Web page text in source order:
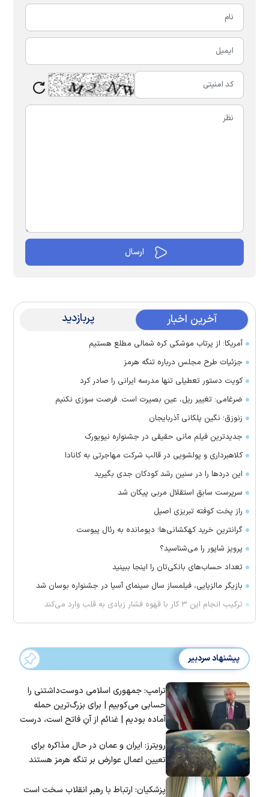
آخرین اخبار پربازدید
آمریکا: از پرتاب موشکی کره شمالی مطلع هستیم
جزئیات طرح مجلس درباره تنگه هرمز
کویت دستور تعطیلی تنها مدرسه ایرانی را صادر کرد
ضرغامی: تغییر ریل، عین بصیرت است. فرصت سوزی نکنیم
زنوزق؛ نگین پلکانی آذربایجان
جدیدترین فیلم مانی حقیقی در جشنواره نیویورک
کلاهبرداری و پولشویی در قالب شرکت مهاجرتی به کانادا
این درد‌ها را در سنین رشد کودکان جدی بگیرید
سرپرست سابق استقلال مربی پیکان شد
راز پخت کوفته تبریزی اصیل
گرانترین خرید کهکشانی‌ها؛ دیومانده به رئال پیوست
پرویز شاپور را می‌شناسید؟
تعداد حساب‌های بانکی‌تان را اینجا ببینید
بازیگر مالزیایی، فیلمساز سال سینمای آسیا در جشنواره بوسان شد
ترکیب انجام این ۳ کار با قهوه فشار زیادی به قلب وارد می‌کند
پیشنهاد سردبیر
ترامپ: جمهوری اسلامی دوست‌داشتنی را
حسابی می‌کوبیم | برای بزرگ‌ترین حمله
آماده بودیم | غنائم از آنِ فاتح است، درست
رویترز: ایران و عمان در حال مذاکره برای
تعیین اعمال عوارض بر تنگه هرمز هستند
پزشکیان: ارتباط با رهبر انقلاب سخت است